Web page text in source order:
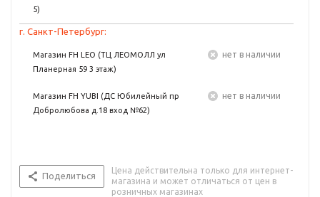
5)
г. Санкт-Петербург:
Магазин FH LEO (ТЦ ЛЕОМОЛЛ ул
Планерная 59 3 этаж)
Нет в наличии
Магазин FH YUBI (ДС Юбилейный пр
Добролюбова д.18 вход №62)
Нет в наличии
Поделиться
Цена действительна только для интернет-
магазина и может отличаться от цен в
розничных магазинах